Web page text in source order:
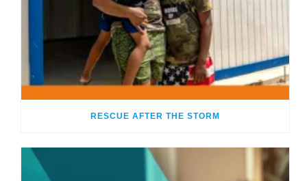
RESCUE AFTER THE STORM